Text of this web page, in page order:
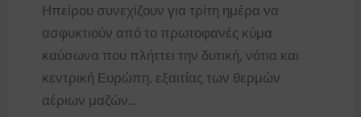
Ηπείρου συνεχίζουν για τρίτη ημέρα να
ασφυκτιούν από το πρωτοφανές κύμα
καύσωνα που πλήττει την δυτική, νότια και
κεντρική Ευρώπη, εξαιτίας των θερμών
αέριων μαζών…